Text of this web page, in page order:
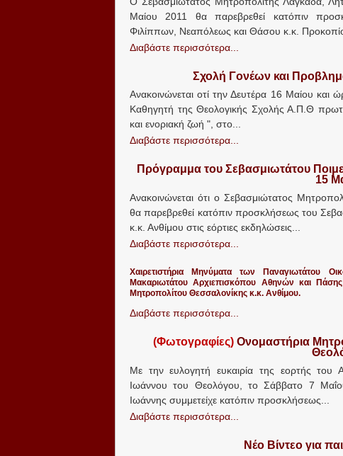
Μαίου 2011 θα παρεβρεθεί κατόπιν
Φιλίππων, Νεαπόλεως και Θάσου κ.κ.
Διαβάστε περισσότερα...
Σχολή Γονέων και
Ανακοινώνεται οτί την Δευτέρα 16 Μαίου
Καθηγητή της Θεολογικής Σχολής Α.Π.Θ
και ενοριακή ζωή ", στο...
Διαβάστε περισσότερα...
Πρόγραμμα του Σεβασμιωτάτου
15
Ανακοινώνεται ότι ο Σεβασμιώτατος
θα παρεβρεθεί κατόπιν προσκλήσεως του
κ.κ. Ανθίμου στις εόρτιες εκδηλώσεις...
Διαβάστε περισσότερα...
Χαιρετιστήρια Μηνύματα των Παναγιωτάτου
Μακαριωτάτου Αρχιεπισκόπου Αθηνών και
Μητροπολίτου Θεσσαλονίκης κ.κ. Ανθίμου.
Διαβάστε περισσότερα...
(Φωτογραφίες) Ονομαστήρια
Με την ευλογητή ευκαιρία της εορτής του
Ιωάννου του Θεολόγου, το Σάββατο 7
Ιωάννης συμμετείχε κατόπιν προσκλήσεως...
Διαβάστε περισσότερα...
Νέο Βίντεο για